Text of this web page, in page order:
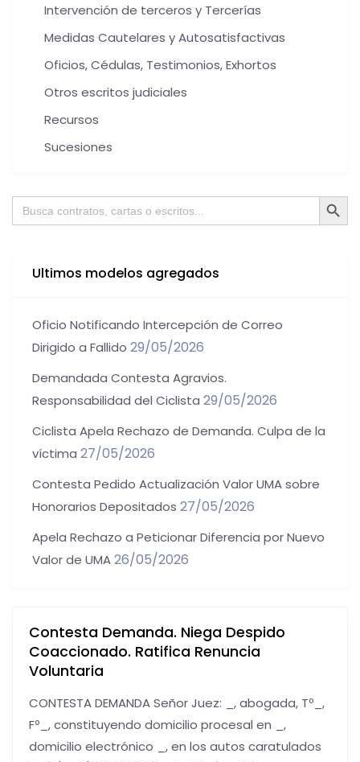
Contesta Demanda. Niega Despido
Coaccionado. Ratifica Renuncia
Voluntaria
CONTESTA DEMANDA Señor Juez: _, abogada, Tº_,
Fº_, constituyendo domicilio procesal en _,
domicilio electrónico _, en los autos caratulados
Intervención de terceros y Tercerías
Medidas Cautelares y Autosatisfactivas
Oficios, Cédulas, Testimonios, Exhortos
Otros escritos judiciales
Recursos
Sucesiones
Buscar: Botón de
Ultimos modelos agregados
Oficio Notificando Intercepción de Correo
Dirigido a Fallido 29/05/2026
Demandada Contesta Agravios.
Responsabilidad del Ciclista 29/05/2026
Ciclista Apela Rechazo de Demanda. Culpa de la
víctima 27/05/2026
Contesta Pedido Actualización Valor UMA sobre
Honorarios Depositados 27/05/2026
Apela Rechazo a Peticionar Diferencia por Nuevo
Valor de UMA26/05/2026